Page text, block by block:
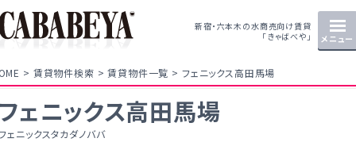
新宿・六本木の水商売向け賃貸
「きゃばべや」
メニュー
賃貸物件検索 賃貸物件一覧 フェニックス高田馬場
ェニックス高田馬場
ェニックスタカダノババ